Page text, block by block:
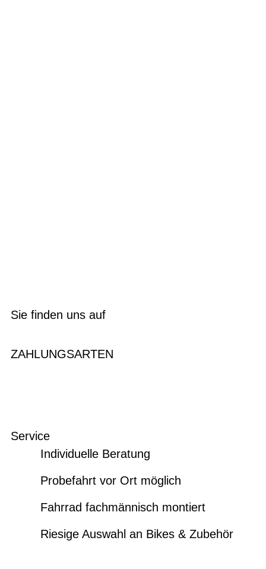
Sie finden uns auf
ZAHLUNGSARTEN
Service
Individuelle Beratung
Probefahrt vor Ort möglich
Fahrrad fachmännisch montiert
Riesige Auswahl an Bikes & Zubehör